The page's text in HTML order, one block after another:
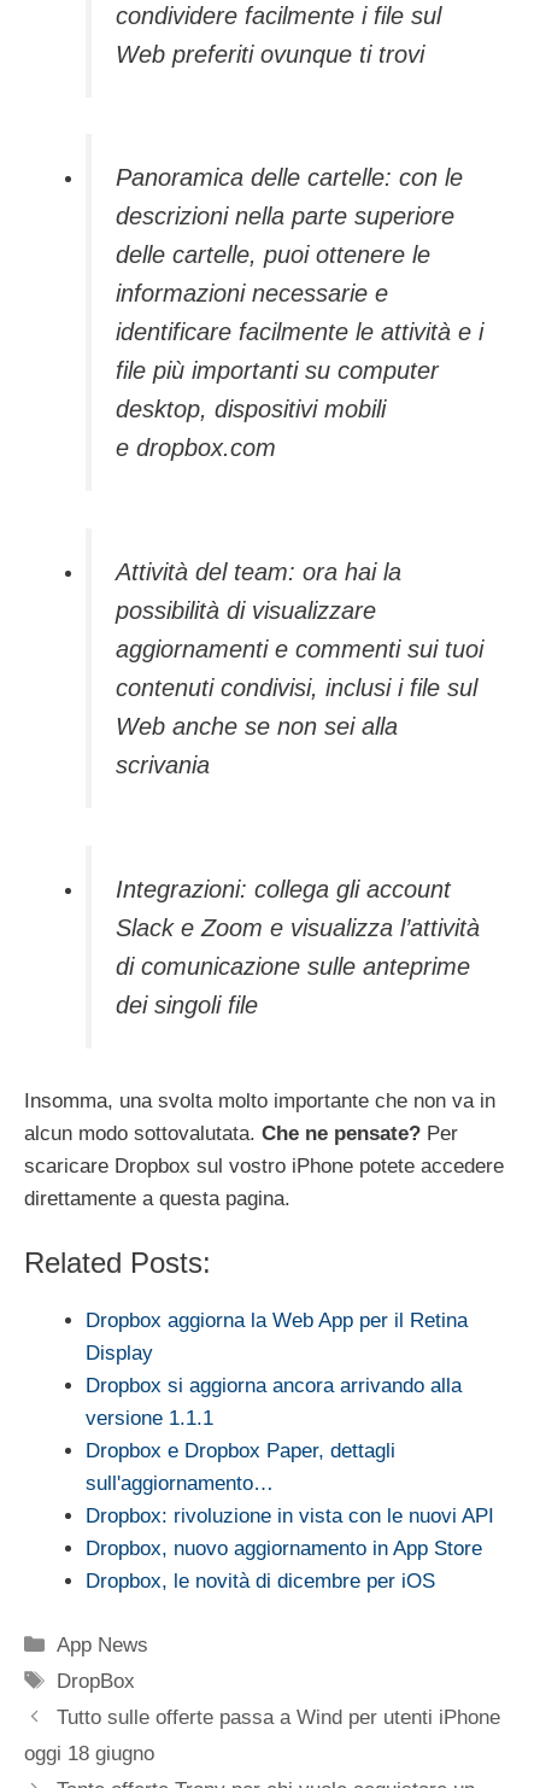
condividere facilmente i file sul
Web preferiti ovunque ti trovi
Panoramica delle cartelle: con le
descrizioni nella parte superiore
delle cartelle, puoi ottenere le
informazioni necessarie e
identificare facilmente le attività e i
file più importanti su computer
desktop, dispositivi mobili
e dropbox.com
Attività del team: ora hai la
possibilità di visualizzare
aggiornamenti e commenti sui tuoi
contenuti condivisi, inclusi i file sul
Web anche se non sei alla
scrivania
Integrazioni: collega gli account
Slack e Zoom e visualizza l’attività
di comunicazione sulle anteprime
dei singoli file
Insomma, una svolta molto importante che non va in
alcun modo sottovalutata. Che ne pensate? Per
scaricare Dropbox sul vostro iPhone potete accedere
direttamente a questa pagina.
Related Posts:
Dropbox aggiorna la Web App per il Retina
Display
Dropbox si aggiorna ancora arrivando alla
versione 1.1.1
Dropbox e Dropbox Paper, dettagli
sull'aggiornamento…
Dropbox: rivoluzione in vista con le nuovi API
Dropbox, nuovo aggiornamento in App Store
Dropbox, le novità di dicembre per iOS
Categorie
App News
Tag
DropBox
Tutto sulle offerte passa a Wind per utenti iPhone
oggi 18 giugno